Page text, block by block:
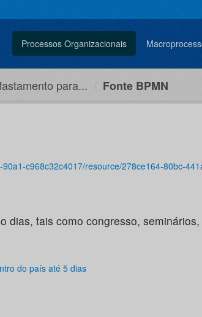
Processos Organizacionais
para... Fonte BPMN
80bc-441a-b799-b6bd14c5f512/download/solicitar-afastamento-
dias, tais como congresso,
do país até 5 dias